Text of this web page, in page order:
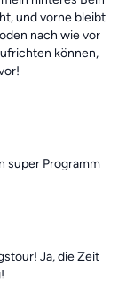
und vorne bleibt
nach wie vor
können,
super Programm
Ja, die Zeit